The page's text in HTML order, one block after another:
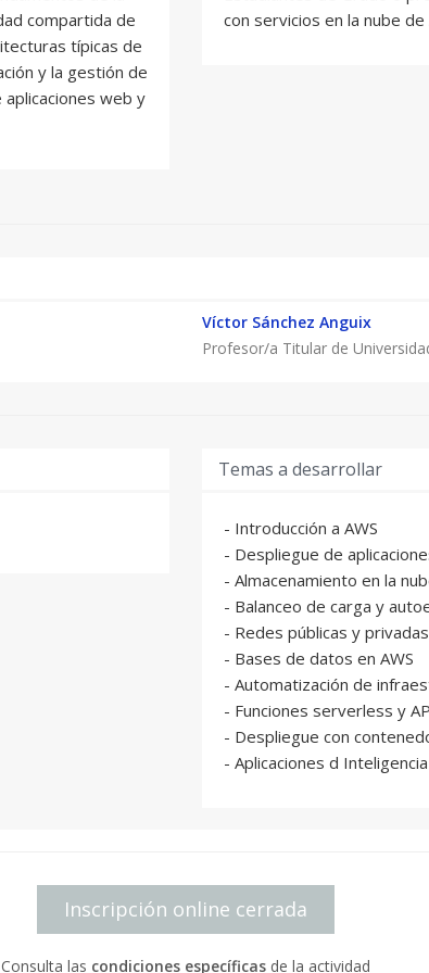
compartida de
típicas de
y la gestión de
web y
con servicios en la nube de
Víctor Sánchez Anguix
Profesor/a Titular de
Temas a desarrollar
- Introducción a AWS
- Despliegue de
- Almacenamiento en la
- Balanceo de carga y
- Redes públicas y privadas
- Bases de datos en AWS
- Automatización de
- Funciones serverless y
- Despliegue con
- Aplicaciones d
Inscripción online cerrada
Consulta las condiciones específicas de la actividad